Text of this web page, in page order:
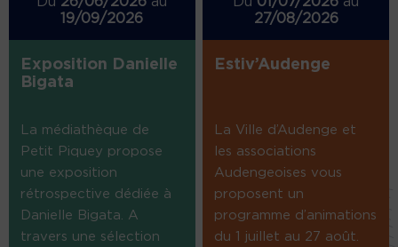
19/09/2026
Exposition Danielle
Bigata
La médiathèque de
Petit Piquey propose
une exposition
rétrospective dédiée à
Danielle Bigata. A
travers une sélection
27/08/2026
Estiv’Audenge
La Ville d’Audenge et
les associations
Audengeoises vous
proposent un
programme d’animations
du 1 juillet au 27 août.